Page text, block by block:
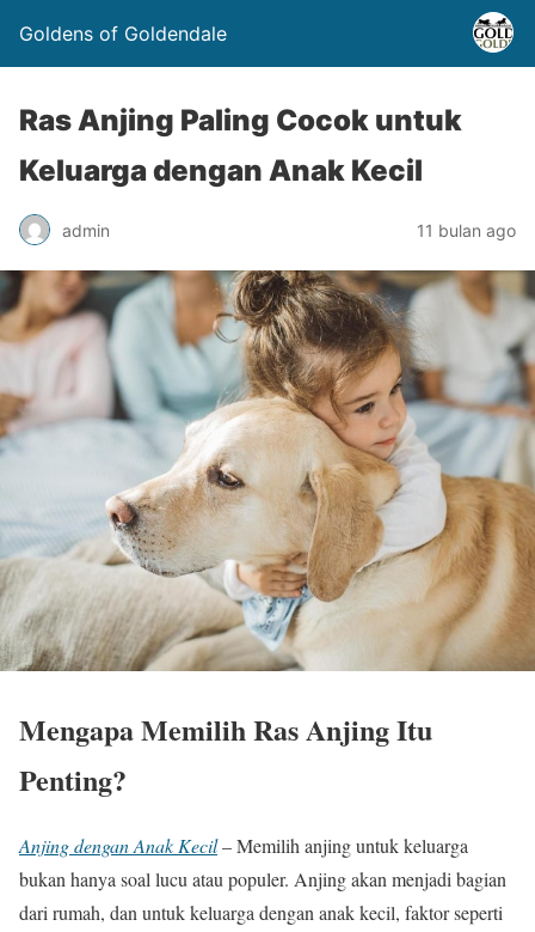
Goldens of Goldendale
Ras Anjing Paling Cocok untuk
Keluarga dengan Anak Kecil
admin 11 bulan ago
Mengapa Memilih Ras Anjing Itu
Penting?
Anjing dengan Anak Kecil– Memilih anjing untuk keluarga
bukan hanya soal lucu atau populer. Anjing akan menjadi bagian
dari rumah, dan untuk keluarga dengan anak kecil, faktor seperti